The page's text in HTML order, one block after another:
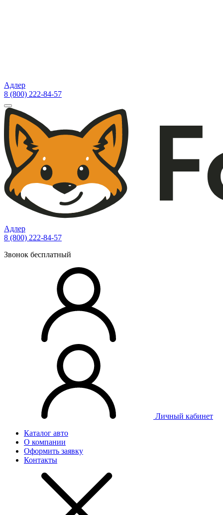
Адлер
8 (800) 222-84-57
Адлер
8 (800) 222-84-57
Звонок бесплатный
Личный кабинет
Каталог авто
О компании
Оформить заявку
Контакты